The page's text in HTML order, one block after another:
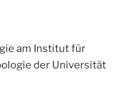
am Institut für
der Universität